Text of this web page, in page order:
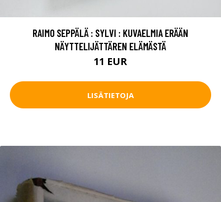
RAIMO SEPPÄLÄ : SYLVI : KUVAELMIA ERÄÄN
NÄYTTELIJÄTTÄREN ELÄMÄSTÄ
11 EUR
LISÄTIETOJA